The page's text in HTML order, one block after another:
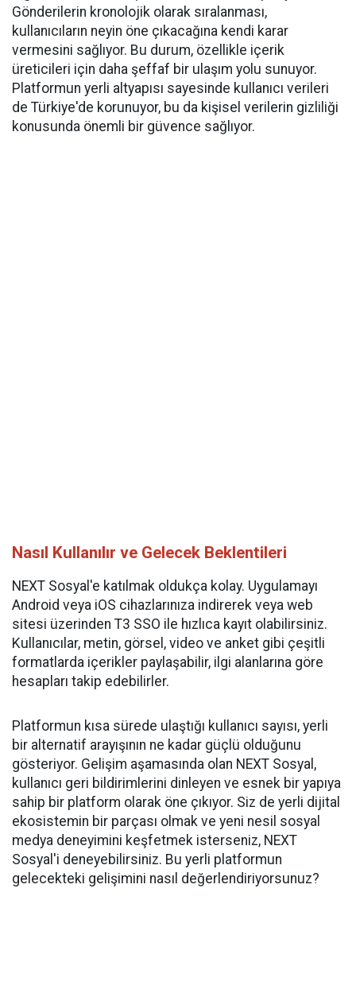
Gönderilerin kronolojik olarak sıralanması,
kullanıcıların neyin öne çıkacağına kendi karar
vermesini sağlıyor. Bu durum, özellikle içerik
üreticileri için daha şeffaf bir ulaşım yolu sunuyor.
Platformun yerli altyapısı sayesinde kullanıcı verileri
de Türkiye'de korunuyor, bu da kişisel verilerin gizliliği
konusunda önemli bir güvence sağlıyor.
Nasıl Kullanılır ve Gelecek Beklentileri
NEXT Sosyal'e katılmak oldukça kolay. Uygulamayı
Android veya iOS cihazlarınıza indirerek veya web
sitesi üzerinden T3 SSO ile hızlıca kayıt olabilirsiniz.
Kullanıcılar, metin, görsel, video ve anket gibi çeşitli
formatlarda içerikler paylaşabilir, ilgi alanlarına göre
hesapları takip edebilirler.
Platformun kısa sürede ulaştığı kullanıcı sayısı, yerli
bir alternatif arayışının ne kadar güçlü olduğunu
gösteriyor. Gelişim aşamasında olan NEXT Sosyal,
kullanıcı geri bildirimlerini dinleyen ve esnek bir yapıya
sahip bir platform olarak öne çıkıyor. Siz de yerli dijital
ekosistemin bir parçası olmak ve yeni nesil sosyal
medya deneyimini keşfetmek isterseniz, NEXT
Sosyal'i deneyebilirsiniz. Bu yerli platformun
gelecekteki gelişimini nasıl değerlendiriyorsunuz?